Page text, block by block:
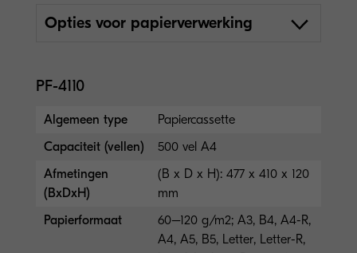
Opties voor papierverwerking
PF-4110
Algemeen type
Papiercassette
Capaciteit (vellen)
500 vel A4
Afmetingen
(BxDxH)
(B x D x H): 477 x 410 x 120
mm
Papierformaat
60–120 g/m2; A3, B4, A4-R,
A4, A5, B5, Letter, Letter-R,